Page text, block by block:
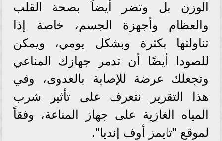
الوزن بل وتضر أيضاً بصحة القلب
والعظام وأجهزة الجسم، خاصة إذا
تناولتها بكثرة وبشكل يومي، ويمكن
للصودا أيضًا أن تدمر جهازك المناعي
وتجعلك عرضة للإصابة بالعدوى، وفي
هذا التقرير نتعرف على تأثير شرب
المياه الغازية على جهاز المناعة، وفقاً
لموقع "تايمز أوف إنديا".